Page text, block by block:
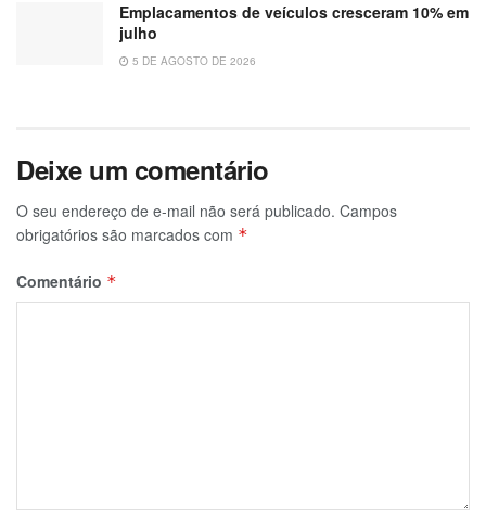
Emplacamentos de veículos cresceram 10% em
julho
5 DE AGOSTO DE 2026
Deixe um comentário
O seu endereço de e-mail não será publicado. Campos
obrigatórios são marcados com *
Comentário *